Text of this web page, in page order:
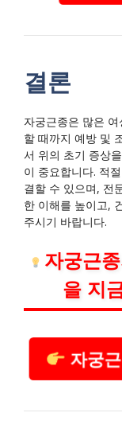
결론
자궁근종은 많은
할 때까지 예방 및
서 위의 초기 증상
이 중요합니다. 적
결할 수 있으며, 전
한 이해를 높이고,
주시기 바랍니다.
자궁근
을 지
자궁